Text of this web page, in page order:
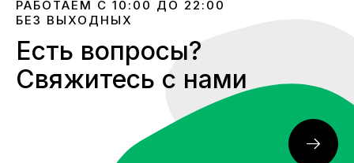
РАБОТАЕМ С 10:00 ДО 22:00
БЕЗ ВЫХОДНЫХ
Есть вопросы?
Свяжитесь с нами